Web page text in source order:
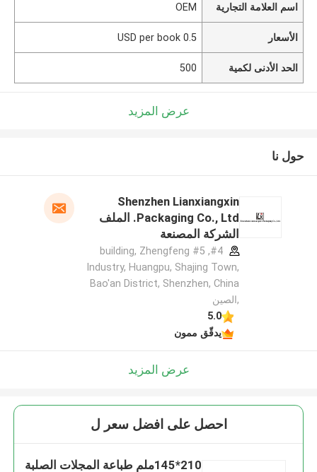
اسم العلامة التجارية OEM
الأسعار 0.5 USD per book
الحد الأدنى لكمية 500
عرض المزيد
حول نا
Shenzhen Lianxiangxin
Packaging Co., Ltd. الملف
الشركة المصنعة
#4, #5 building, Zhengfeng
Industry, Huangpu, Shajing Town,
Bao'an District, Shenzhen, China
,الصين
5.0
يدقّق ممون
عرض المزيد
احصل على افضل سعر ل
210*145ملم طباعة المجلات الصلبة